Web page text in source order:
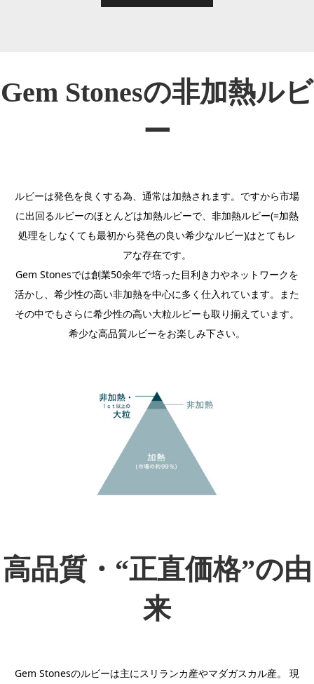
Gem Stonesの非加熱ルビ
ー
ルビーは発色を良くする為、通常は加熱されます。ですから市場
に出回るルビーのほとんどは加熱ルビーで、非加熱ルビー(=加熱
処理をしなくても最初から発色の良い希少なルビー)はとてもレ
アな存在です。
Gem Stonesでは創業50余年で培った目利き力やネットワークを
活かし、希少性の高い非加熱を中心に多く仕入れています。また
その中でもさらに希少性の高い大粒ルビーも取り揃えています。
希少な高品質ルビーをお楽しみ下さい。
高品質・“正直価格”の由
来
Gem Stonesのルビーは主にスリランカ産やマダガスカル産。 現